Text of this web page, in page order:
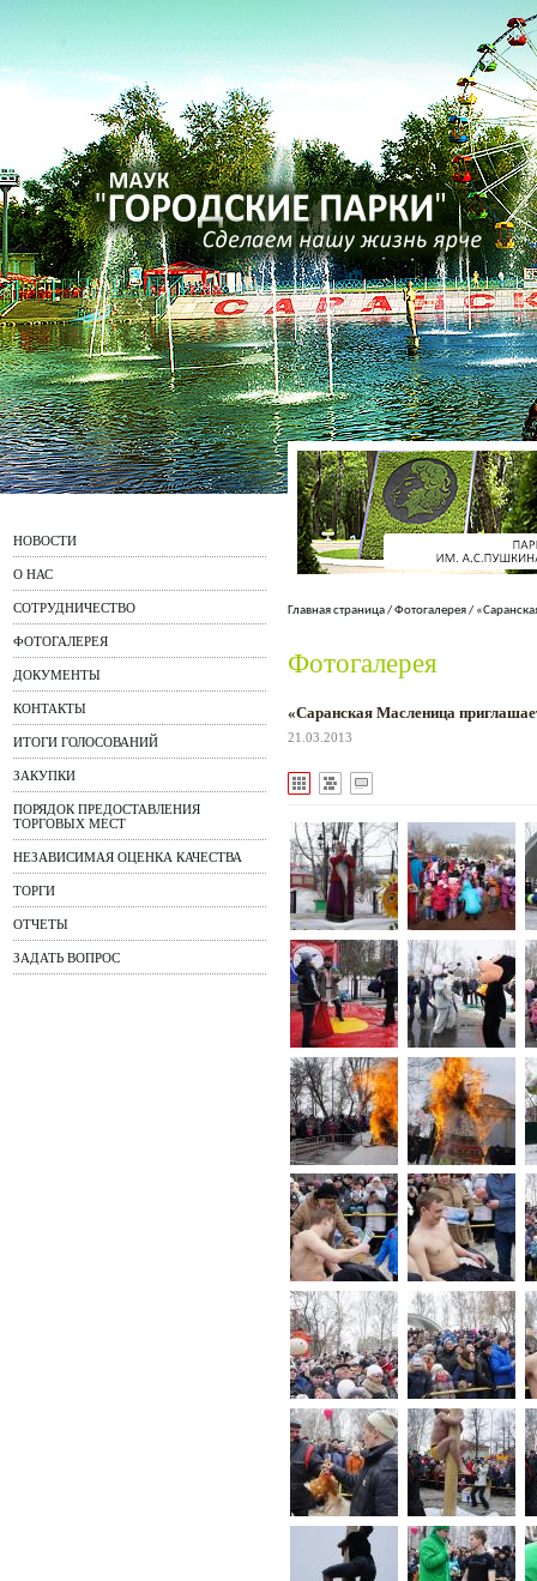
НОВОСТИ
О НАС
СОТРУДНИЧЕСТВО
ФОТОГАЛЕРЕЯ
ДОКУМЕНТЫ
КОНТАКТЫ
ИТОГИ ГОЛОСОВАНИЙ
ЗАКУПКИ
ПОРЯДОК ПРЕДОСТАВЛЕНИЯ
ТОРГОВЫХ МЕСТ
НЕЗАВИСИМАЯ ОЦЕНКА КАЧЕСТВА
ТОРГИ
ОТЧЕТЫ
ЗАДАТЬ ВОПРОС
Главная страница/Фотогалерея/
Фотогалерея
«Саранская Масленица
21.03.2013